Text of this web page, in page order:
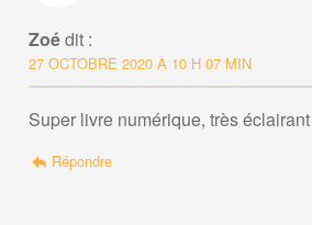
Zoédit :
27 OCTOBRE 2020 À 10 H 07 MIN
Super livre numérique, très
Répondre